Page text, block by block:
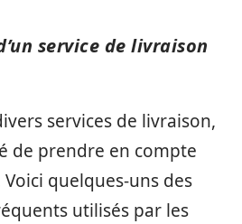
service de livraison
services de livraison,
de prendre en compte
quelques-uns des
utilisés par les